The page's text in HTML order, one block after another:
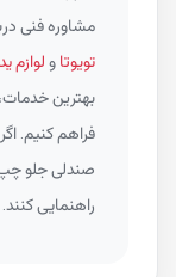
مشاوره فنی
تویوتاولوازم
بهترین خدمات،
فراهم کنیم. اگر
صندلی جلو چپ
راهنمایی کنند.